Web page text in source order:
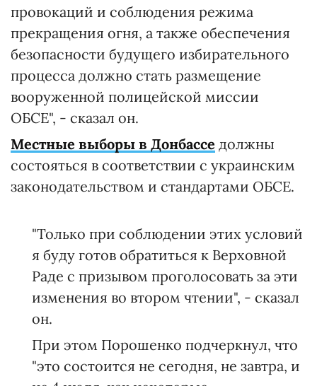
провокаций и соблюдения режима
прекращения огня, а также обеспечения
безопасности будущего избирательного
процесса должно стать размещение
вооруженной полицейской миссии
ОБСЕ", - сказал он.
Местные выборы в Донбассе должны
состояться в соответствии с украинским
законодательством и стандартами ОБСЕ.
"Только при соблюдении этих условий
я буду готов обратиться к Верховной
Раде с призывом проголосовать за эти
изменения во втором чтении", - сказал
он.
При этом Порошенко подчеркнул, что
"это состоится не сегодня, не завтра, и